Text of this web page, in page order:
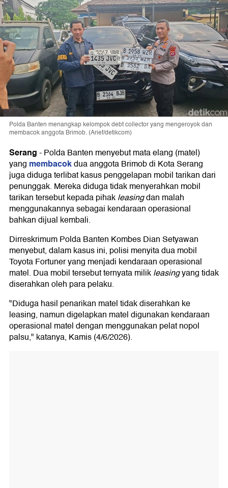
Polda Banten menangkap kelompok debt collector yang mengeroyok dan
membacok anggota Brimob. (Arief/detikcom)
Serang-Polda Banten menyebut mata elang (matel)
yang membacokdua anggota Brimob di Kota Serang
juga diduga terlibat kasus penggelapan mobil tarikan dari
penunggak. Mereka diduga tidak menyerahkan mobil
tarikan tersebut kepada pihakleasingdan malah
menggunakannya sebagai kendaraan operasional
bahkan dijual kembali.
Dirreskrimum Polda Banten Kombes Dian Setyawan
menyebut, dalam kasus ini, polisi menyita dua mobil
Toyota Fortuner yang menjadi kendaraan operasional
matel. Dua mobil tersebut ternyata milikleasingyang tidak
diserahkan oleh para pelaku.
"Diduga hasil penarikan matel tidak diserahkan ke
leasing, namun digelapkan matel digunakan kendaraan
operasional matel dengan menggunakan pelat nopol
palsu," katanya, Kamis (4/6/2026).